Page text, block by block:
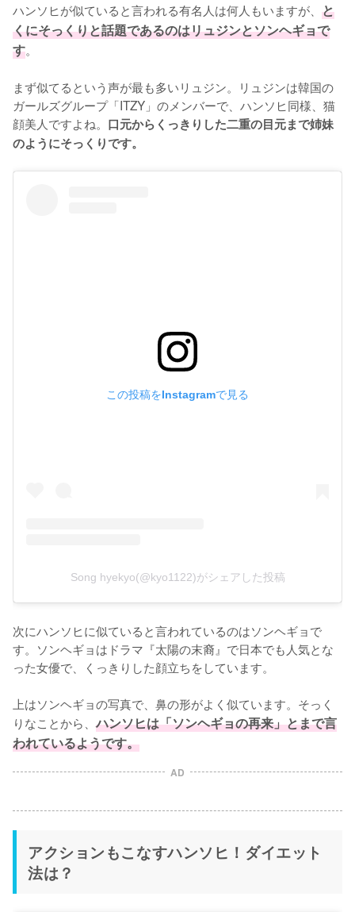
ハンソヒが似ていると言われる有名人は何人もいますが、 と
くにそっくりと話題であるのはリュジンとソンヘギョで
す。
まず似てるという声が最も多いリュジン。リュジンは韓国の
ガールズグループ「ITZY」のメンバーで、ハンソヒ同様、猫
顔美人ですよね。 口元からくっきりした二重の目元まで姉妹
のようにそっくりです。
この投稿をInstagramで見る
Song hyekyo(@kyo1122)がシェアした投稿
次にハンソヒに似ていると言われているのはソンヘギョで
す。ソンヘギョはドラマ『太陽の末裔』で日本でも人気とな
った女優で、くっきりした顔立ちをしています。
上はソンヘギョの写真で、鼻の形がよく似ています。そっく
りなことから、ハンソヒは「ソンヘギョの再来」とまで言
われているようです。
AD
アクションもこなすハンソヒ！ダイエット
法は？